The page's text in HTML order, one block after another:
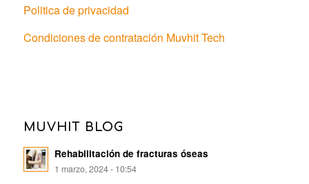
Politica de privacidad
Condiciones de contratación Muvhit Tech
MUVHIT BLOG
Rehabilitación de fracturas óseas
1 marzo, 2024 - 10:54